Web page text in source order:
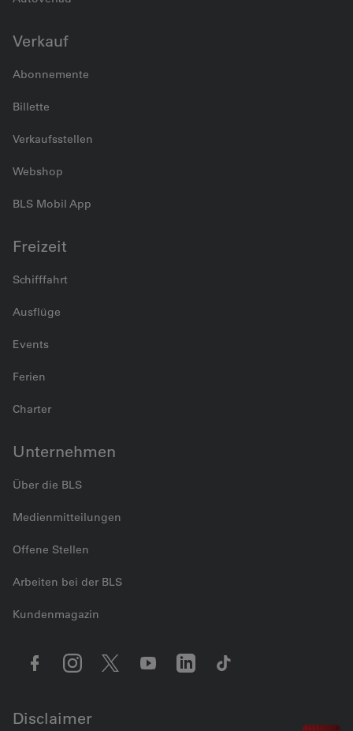
Verkauf
Abonnemente
Billette
Verkaufsstellen
Webshop
BLS Mobil App
Freizeit
Schifffahrt
Ausflüge
Events
Ferien
Charter
Unternehmen
Über die BLS
Medienmitteilungen
Offene Stellen
Arbeiten bei der BLS
Kundenmagazin
Disclaimer